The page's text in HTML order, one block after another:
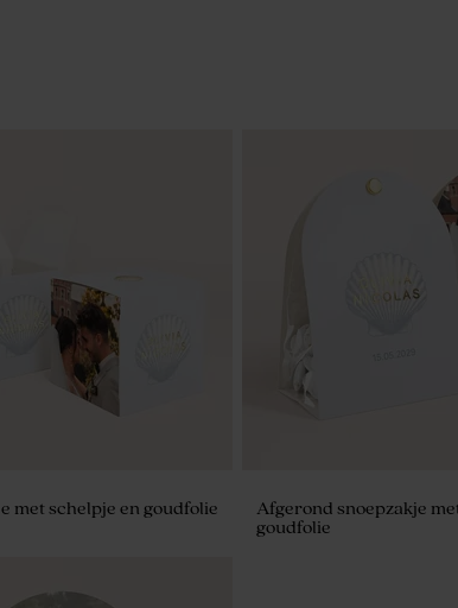
met schelpje en goudfolie
Afgerond snoepzakje
goudfolie